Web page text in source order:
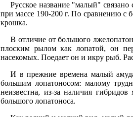
Русское название "малый"
при массе 190-200 г. По сравнению с
крошка.
В отличие от большого
плоским рылом как лопатой, он
насекомых. Поедает он и икру рыб.
И в прежние времена малый
большим лопатоносом: малому
неизвестна, из-за наличия
большого лопатоноса.